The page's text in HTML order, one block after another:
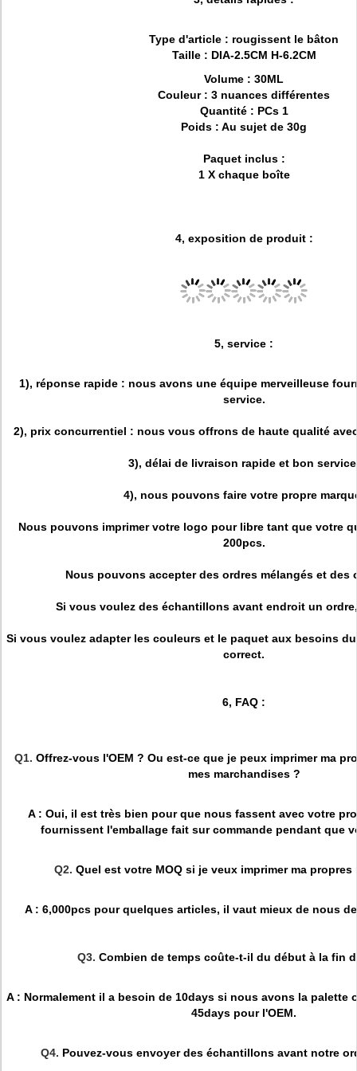
Type d'article : rougissent le bâton
Taille : DIA-2.5CM H-6.2CM
Volume : 30ML
Couleur : 3 nuances différentes
Quantité : PCs 1
Poids : Au sujet de 30g
Paquet inclus :
1 X chaque boîte
4, exposition de produit :
5, service :
1), réponse rapide : nous avons une équipe merveilleuse
service.
2), prix concurrentiel : nous vous offrons de haute qualité
3), délai de livraison rapide et bon
4), nous pouvons faire votre propre
Nous pouvons imprimer votre logo pour libre tant que votre
200pcs.
Nous pouvons accepter des ordres mélangés et des
Si vous voulez des échantillons avant endroit un
Si vous voulez adapter les couleurs et le paquet aux besoins
correct.
6, FAQ :
Q1. Offrez-vous l'OEM ? Ou est-ce que je peux imprimer ma
mes marchandises ?
A : Oui, il est très bien pour que nous fassent avec votre
fournissent l'emballage fait sur commande pendant que
Q2. Quel est votre MOQ si je veux imprimer ma propres
A : 6,000pcs pour quelques articles, il vaut mieux de nous
Q3. Combien de temps coûte-t-il du début à la fin
A : Normalement il a besoin de 10days si nous avons la palette
45days pour l'OEM.
Q4. Pouvez-vous envoyer des échantillons avant notre